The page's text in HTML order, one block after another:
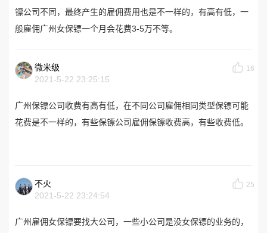
镖公司不同，最终产生的雇佣费用也是不一样的，有高有低，一
般雇佣广州女保镖一个月会花费3-5万不等。
微米级
2021-5-22 23:25:15
16
广州保镖公司收费有高有低，在不同公司雇佣相同类型保镖可能
花费是不一样的，有些保镖公司雇佣保镖收费高，有些收费低。
不火
2021-5-22 23:24:54
25
广州雇佣女保镖要找大公司，一些小公司是没女保镖的业务的，